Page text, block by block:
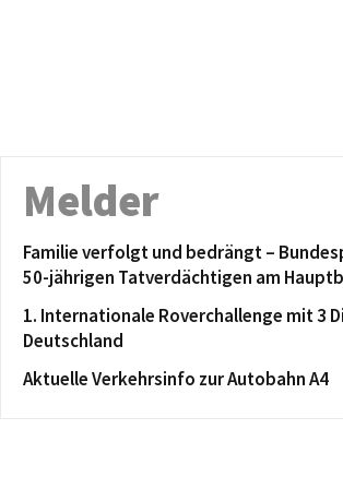
Melder
Familie verfolgt und bedrängt –
50-jährigen Tatverdächtigen am
1. Internationale Roverchallenge mit 3
Deutschland
Aktuelle Verkehrsinfo zur Autobahn A4